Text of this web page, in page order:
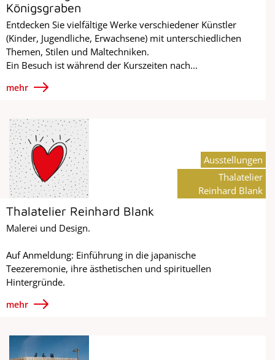
Königsgraben
Entdecken Sie vielfältige Werke verschiedener Künstler
(Kinder, Jugendliche, Erwachsene) mit unterschiedlichen
Themen, Stilen und Maltechniken.
Ein Besuch ist während der Kurszeiten nach...
mehr
Thalatelier Reinhard Blank
Malerei und Design.
Auf Anmeldung: Einführung in die japanische
Teezeremonie, ihre ästhetischen und spirituellen
Hintergründe.
mehr
Ausstellungen
Thalatelier
Reinhard Blank